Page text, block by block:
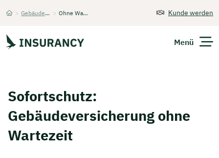
> Gebäudeversicherung > Ohne Wartezeit Kunde werden
Menü
Unternehmen
Finanzen
Sofortschutz:
Gebäudeversicherung ohne
Wartezeit